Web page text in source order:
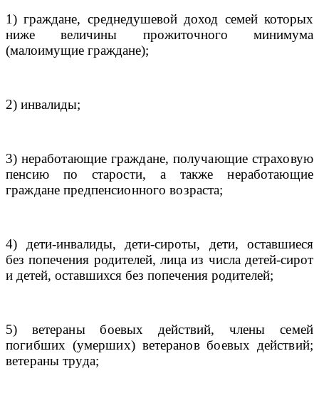
1) граждане, среднедушевой доход семей которых
ниже величины прожиточного минимума
(малоимущие граждане);
2) инвалиды;
3) неработающие граждане, получающие страховую
пенсию по старости, а также неработающие
граждане предпенсионного возраста;
4) дети-инвалиды, дети-сироты, дети, оставшиеся
без попечения родителей, лица из числа детей-сирот
и детей, оставшихся без попечения родителей;
5) ветераны боевых действий, члены семей
погибших (умерших) ветеранов боевых действий;
ветераны труда;